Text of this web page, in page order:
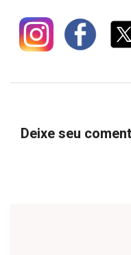
Deixe seu